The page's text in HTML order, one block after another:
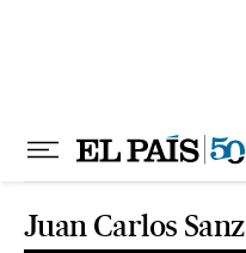
Juan Carlos Sanz